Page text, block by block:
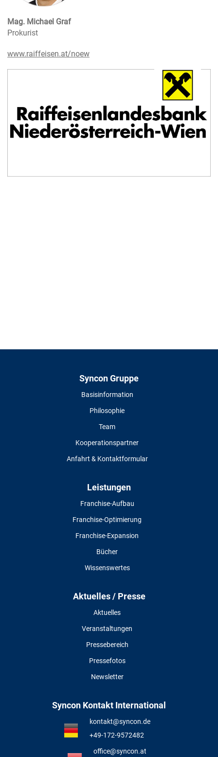
Mag. Michael Graf
Prokurist
www.raiffeisen.at/noew
Syncon Gruppe
Basisinformation
Philosophie
Team
Kooperationspartner
Anfahrt & Kontaktformular
Leistungen
Franchise-Aufbau
Franchise-Optimierung
Franchise-Expansion
Bücher
Wissenswertes
Aktuelles / Presse
Aktuelles
Veranstaltungen
Pressebereich
Pressefotos
Newsletter
Syncon Kontakt International
kontakt@syncon.de
+49-172-9572482
office@syncon.at